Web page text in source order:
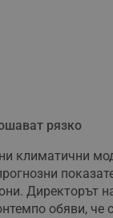
рязко
климатични
Директорът
обяви, че